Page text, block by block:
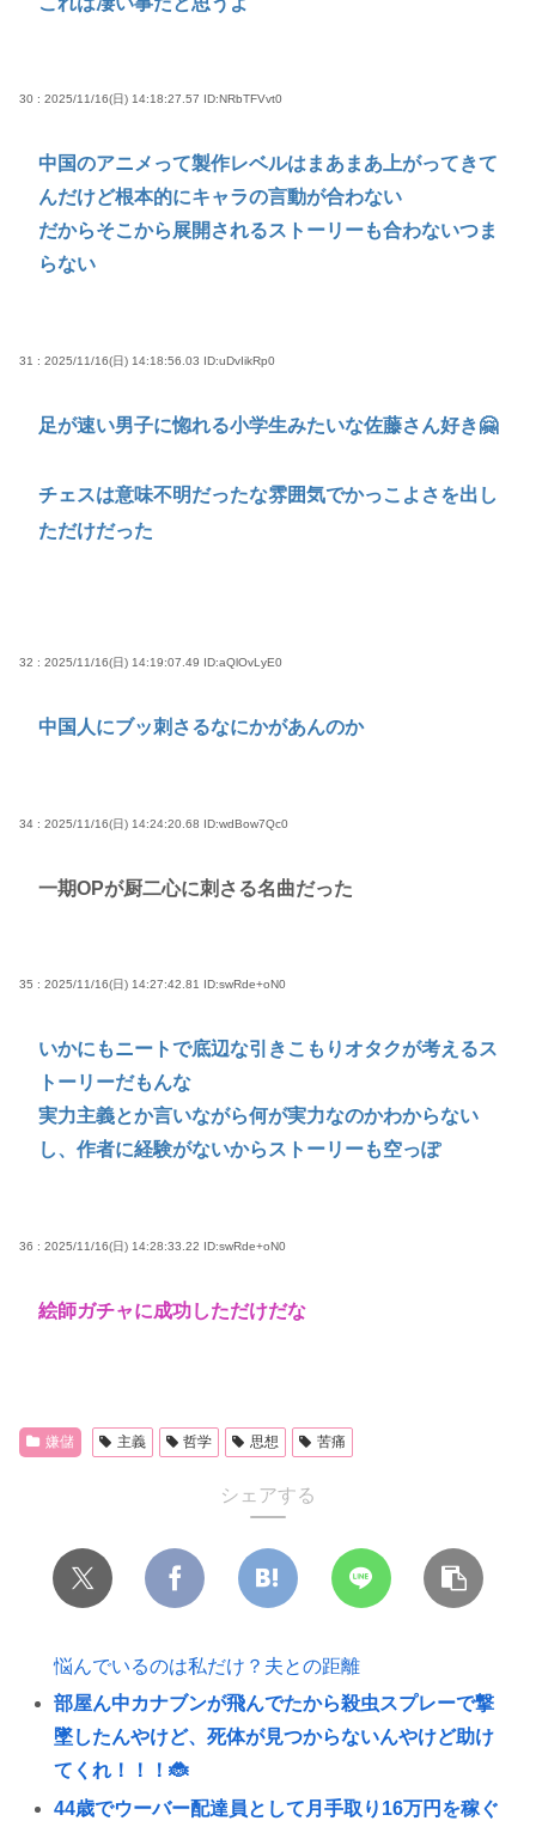
30 : 2025/11/16(日) 14:18:27.57 ID:NRbTFVvt0
中国のアニメって製作レベルはまあまあ上がってきて
んだけど根本的にキャラの言動が合わない
だからそこから展開されるストーリーも合わないつま
らない
31 : 2025/11/16(日) 14:18:56.03 ID:uDvIikRp0
足が速い男子に惚れる小学生みたいな佐藤さん好き🤗
チェスは意味不明だったな雰囲気でかっこよさを出し
ただけだった
32 : 2025/11/16(日) 14:19:07.49 ID:aQlOvLyE0
中国人にブッ刺さるなにかがあんのか
34 : 2025/11/16(日) 14:24:20.68 ID:wdBow7Qc0
一期OPが厨二心に刺さる名曲だった
35 : 2025/11/16(日) 14:27:42.81 ID:swRde+oN0
いかにもニートで底辺な引きこもりオタクが考えるス
トーリーだもんな
実力主義とか言いながら何が実力なのかわからない
し、作者に経験がないからストーリーも空っぽ
36 : 2025/11/16(日) 14:28:33.22 ID:swRde+oN0
絵師ガチャに成功しただけだな
嫌儲 主義 哲学 思想 苦痛
シェアする
悩んでいるのは私だけ？夫との距離
部屋ん中カナブンが飛んでたから殺虫スプレーで撃
墜したんやけど、死体が見つからないんやけど助け
てくれ！！！🐞
44歳でウーバー配達員として月手取り16万円を稼ぐ